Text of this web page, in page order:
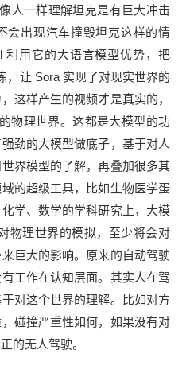
人一样理解坦克是有巨大冲击
会出现汽车撞毁坦克这样的情
利用它的大语言模型优势，把
，让 Sora 实现了对现实世界的
这样产生的视频才是真实的，
物理世界。这都是大模型的功
劲的大模型做底子，基于对人
界模型的了解，再叠加很多其
的超级工具，比如生物医学蛋
学、数学的学科研究上，大模
物理世界的模拟，至少将会对
巨大的影响。原来的自动驾驶
工作在认知层面。其实人在驾
对这个世界的理解。比如对方
碰撞严重性如何，如果没有对
的无人驾驶。